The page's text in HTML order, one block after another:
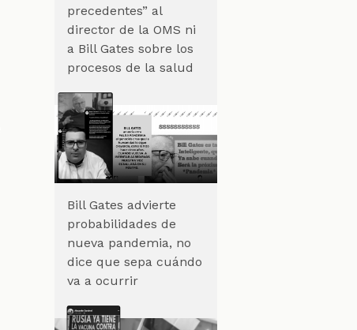
precedentes” al
director de la OMS ni
a Bill Gates sobre los
procesos de la salud
Bill Gates advierte
probabilidades de
nueva pandemia, no
dice que sepa cuándo
va a ocurrir